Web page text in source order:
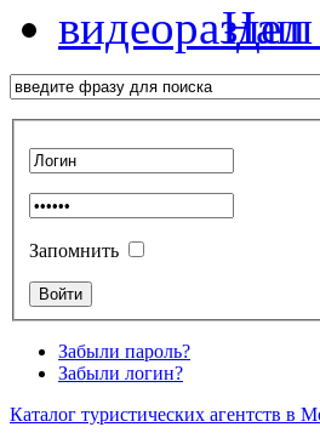
Наш
Запомнить
Забыли пароль?
Забыли логин?
Каталог туристических агентств в